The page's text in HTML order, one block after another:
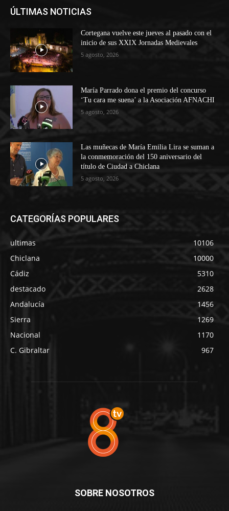
ÚLTIMAS NOTICIAS
Cortegana vuelve este jueves al pasado con el
inicio de sus XXIX Jornadas Medievales
5 agosto, 2026
María Parrado dona el premio del concurso
‘Tu cara me suena’ a la Asociación AFNACHI
5 agosto, 2026
Las muñecas de María Emilia Lira se suman a
la conmemoración del 150 aniversario del
título de Ciudad a Chiclana
5 agosto, 2026
CATEGORÍAS POPULARES
ultimas
10106
Chiclana
10000
Cádiz
5310
destacado
2628
Andalucía
1456
Sierra
1269
Nacional
1170
C. Gibraltar
967
SOBRE NOSOTROS